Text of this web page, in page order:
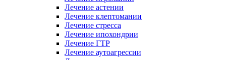
Лечение астении
Лечение клептомании
Лечение стресса
Лечение ипохондрии
Лечение ГТР
Лечение аутоагрессии